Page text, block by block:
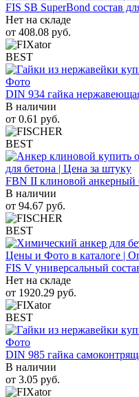
FIS SB SuperBond состав
Нет на складе
от 408.08 руб.
BEST
DIN 934 гайка
В наличии
от 0.61 руб.
BEST
FBN II клиновой анкерный
В наличии
от 94.67 руб.
BEST
FIS V универсальный
Нет на складе
от 1920.29 руб.
BEST
DIN 985 гайка
В наличии
от 3.05 руб.